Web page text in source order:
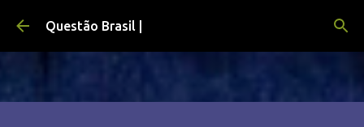
Pular para o conteúdo principal
Questão Brasil |